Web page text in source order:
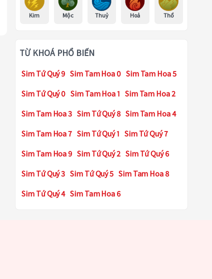
Kim Mộc Thuỷ Hoả Thổ
TỪ KHOÁ PHỔ BIẾN
Sim Tứ Quý 9 Sim Tam Hoa 0 Sim Tam Hoa 5
Sim Tứ Quý 0 Sim Tam Hoa 1 Sim Tam Hoa 2
Sim Tam Hoa 3 Sim Tứ Quý 8 Sim Tam Hoa 4
Sim Tam Hoa 7 Sim Tứ Quý 1 Sim Tứ Quý 7
Sim Tam Hoa 9 Sim Tứ Quý 2 Sim Tứ Quý 6
Sim Tứ Quý 3 Sim Tứ Quý 5 Sim Tam Hoa 8
Sim Tứ Quý 4 Sim Tam Hoa 6